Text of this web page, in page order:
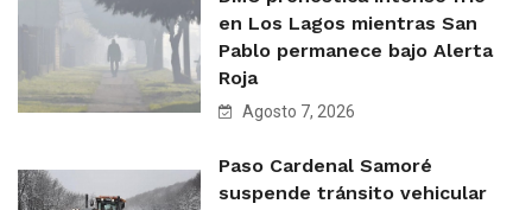
en Los Lagos mientras San
Pablo permanece bajo Alerta
Roja
Agosto 7, 2026
Paso Cardenal Samoré
suspende tránsito vehicular